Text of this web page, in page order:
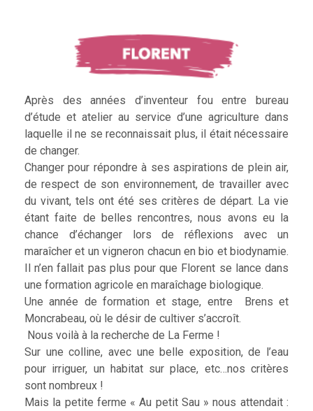
Après des années d’inventeur fou entre bureau
d’étude et atelier au service d’une agriculture dans
laquelle il ne se reconnaissait plus, il était nécessaire
de changer.
Changer pour répondre à ses aspirations de plein air,
de respect de son environnement, de travailler avec
du vivant, tels ont été ses critères de départ. La vie
étant faite de belles rencontres, nous avons eu la
chance d’échanger lors de réflexions avec un
maraîcher et un vigneron chacun en bio et biodynamie.
Il n’en fallait pas plus pour que Florent se lance dans
une formation agricole en maraîchage biologique.
Une année de formation et stage, entre Brens et
Moncrabeau, où le désir de cultiver s’accroît.
Nous voilà à la recherche de La Ferme !
Sur une colline, avec une belle exposition, de l’eau
pour irriguer, un habitat sur place, etc…nos critères
sont nombreux !
Mais la petite ferme « Au petit Sau » nous attendait :